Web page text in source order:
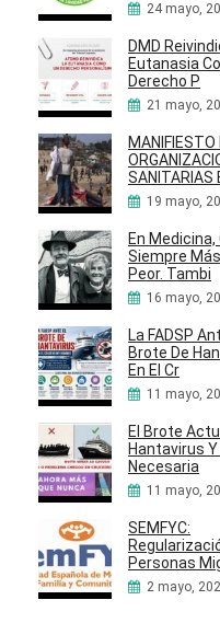
24 mayo,
DMD
Eutanasia
Derecho P
21 mayo,
MANIFIESTO
SANITARIAS
19 mayo,
En Medicina,
Siempre
Peor. Tambi
16 mayo,
La FADSP
Brote De
En El Cr
11 mayo,
El Brote
Hantavirus Y
Necesaria
11 mayo,
SEMFYC:
Personas
2 mayo,